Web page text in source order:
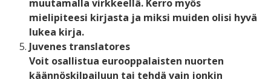
muutamalla virkkeellä. Kerro myös
mielipiteesi kirjasta ja miksi muiden olisi hyvä
lukea kirja.
Juvenes translatores
Voit osallistua eurooppalaisten nuorten
käännöskilpailuun tai tehdä vain jonkin